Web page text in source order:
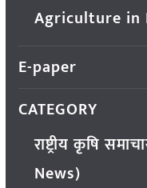
Agriculture in
E-paper
CATEGORY
राष्ट्रीय कृषि
News)